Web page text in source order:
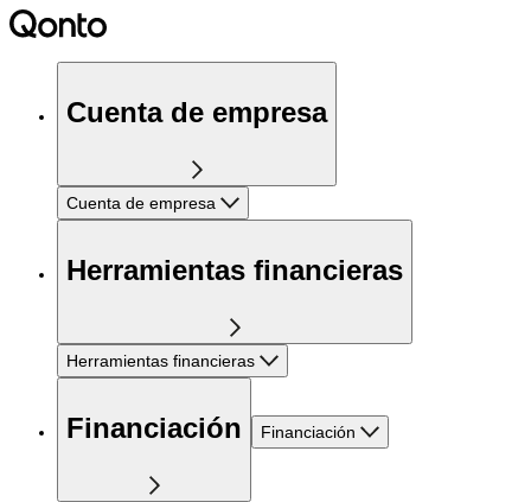
Cuenta de empresa
Cuenta de empresa
Herramientas financieras
Herramientas financieras
Financiación Financiación